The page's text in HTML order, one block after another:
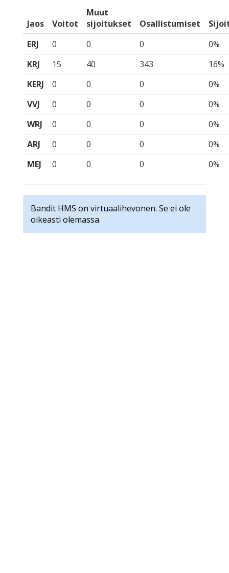
Jaos Voitot
Muut
sijoitukset
Osallistumiset
ERJ
0 0 0
0%
KRJ
15 40 343
16%
KERJ
0 0 0
0%
VVJ
0 0 0
0%
WRJ
0 0 0
0%
ARJ
0 0 0
0%
MEJ
0 0 0 0%
Bandit HMS on virtuaalihevonen. Se ei ole
oikeasti olemassa.